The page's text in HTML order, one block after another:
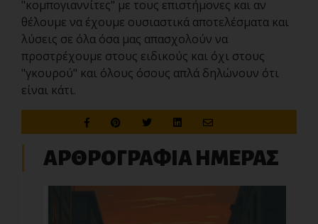
"κομπογιαννίτες" με τους επιστήμονες και αν
θέλουμε να έχουμε ουσιαστικά αποτελέσματα και
λύσεις σε όλα όσα μας απασχολούν να
προστρέχουμε στους ειδικούς και όχι στους
"γκουρού" και όλους όσους απλά δηλώνουν ότι
είναι κάτι.
ΑΡΘΡΟΓΡΑΦΙΑ ΗΜΕΡΑΣ